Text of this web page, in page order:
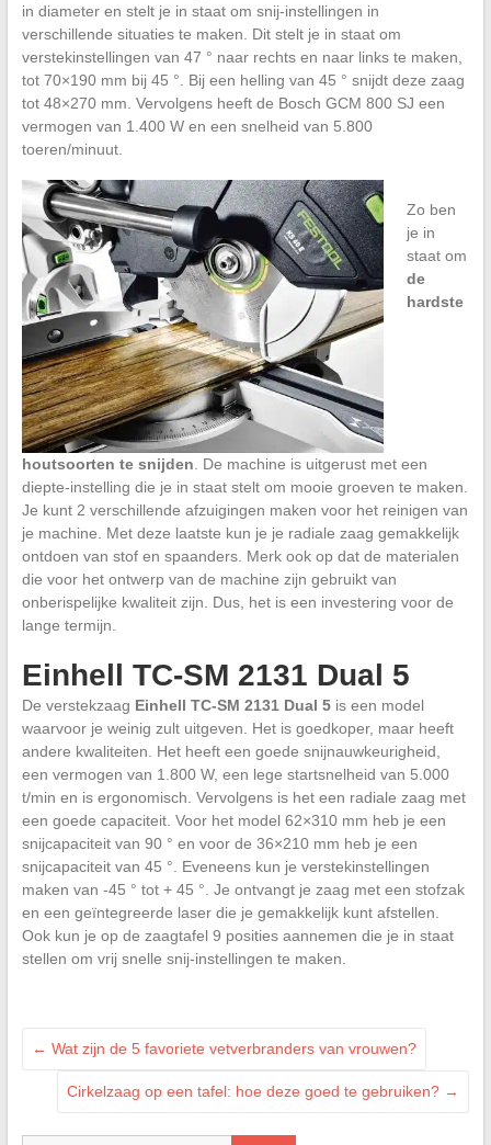
in diameter en stelt je in staat om snij-instellingen in
verschillende situaties te maken. Dit stelt je in staat om
verstekinstellingen van 47 ° naar rechts en naar links te maken,
tot 70×190 mm bij 45 °. Bij een helling van 45 ° snijdt deze zaag
tot 48×270 mm. Vervolgens heeft de Bosch GCM 800 SJ een
vermogen van 1.400 W en een snelheid van 5.800
toeren/minuut.
Zo ben
je in
staat om
de
hardste
houtsoorten te snijden. De machine is uitgerust met een
diepte-instelling die je in staat stelt om mooie groeven te maken.
Je kunt 2 verschillende afzuigingen maken voor het reinigen van
je machine. Met deze laatste kun je je radiale zaag gemakkelijk
ontdoen van stof en spaanders. Merk ook op dat de materialen
die voor het ontwerp van de machine zijn gebruikt van
onberispelijke kwaliteit zijn. Dus, het is een investering voor de
lange termijn.
Einhell TC-SM 2131 Dual 5
De verstekzaag Einhell TC-SM 2131 Dual 5is een model
waarvoor je weinig zult uitgeven. Het is goedkoper, maar heeft
andere kwaliteiten. Het heeft een goede snijnauwkeurigheid,
een vermogen van 1.800 W, een lege startsnelheid van 5.000
t/min en is ergonomisch. Vervolgens is het een radiale zaag met
een goede capaciteit. Voor het model 62×310 mm heb je een
snijcapaciteit van 90 ° en voor de 36×210 mm heb je een
snijcapaciteit van 45 °. Eveneens kun je verstekinstellingen
maken van -45 ° tot + 45 °. Je ontvangt je zaag met een stofzak
en een geïntegreerde laser die je gemakkelijk kunt afstellen.
Ook kun je op de zaagtafel 9 posities aannemen die je in staat
stellen om vrij snelle snij-instellingen te maken.
← Wat zijn de 5 favoriete vetverbranders van vrouwen?
Cirkelzaag op een tafel: hoe deze goed te gebruiken? →